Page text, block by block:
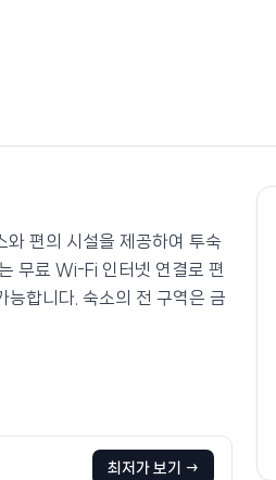
보 2분
편의 시설을 제공하여 투숙
무료 Wi-Fi 인터넷 연결로 편
능합니다. 숙소의 전 구역은 금
최저가 보기 →